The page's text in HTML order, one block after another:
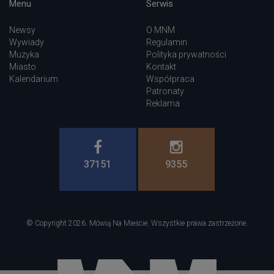
Menu
Newsy
Wywiady
Muzyka
Miasto
Kalendarium
Serwis
O MNM
Regulamin
Polityka prywatności
Kontakt
Współpraca
Patronaty
Reklama
37151 9355
© Copyright 2026. Mówią Na Mieście. Wszystkie prawa zastrzeżone.